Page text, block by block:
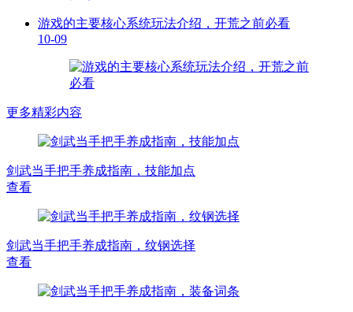
游戏的主要核心系统玩法介绍，开荒之前必看
10-09
更多精彩内容
剑武当手把手养成指南，技能加点
查看
剑武当手把手养成指南，纹钢选择
查看